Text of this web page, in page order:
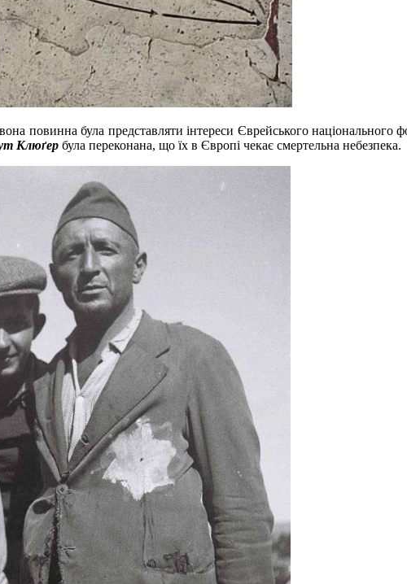
повинна була представляти інтереси Єврейського
Клюґер була переконана, що їх в Європі чекає смертельна небезпека.